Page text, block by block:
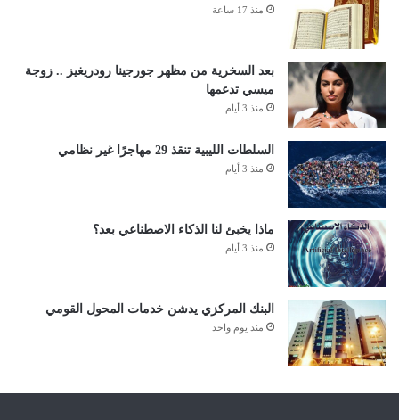
منذ 17 ساعة
بعد السخرية من مظهر جورجينا رودريغيز .. زوجة
ميسي تدعمها
منذ 3 أيام
السلطات الليبية تنقذ 29 مهاجرًا غير نظامي
منذ 3 أيام
ماذا يخبئ لنا الذكاء الاصطناعي بعد؟
منذ 3 أيام
البنك المركزي يدشن خدمات المحول القومي
منذ يوم واحد